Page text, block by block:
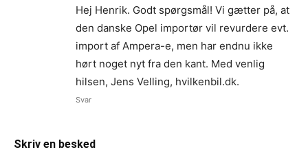
Hej Henrik. Godt spørgsmål! Vi gætter på, at
den danske Opel importør vil revurdere evt.
import af Ampera-e, men har endnu ikke
hørt noget nyt fra den kant. Med venlig
hilsen, Jens Velling, hvilkenbil.dk.
Svar
Skriv en besked